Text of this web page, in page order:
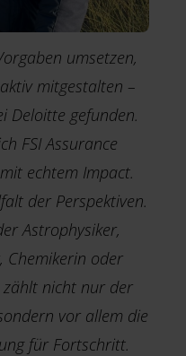
umsetzen,
mitgestalten –
Deloitte gefunden.
FSI Assurance
echtem Impact.
der Perspektiven.
Astrophysiker,
Chemikerin oder
zählt nicht nur der
vor allem die
für Fortschritt.